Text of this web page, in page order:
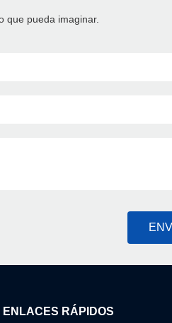
que pueda imaginar.
ENLACES RÁPIDOS